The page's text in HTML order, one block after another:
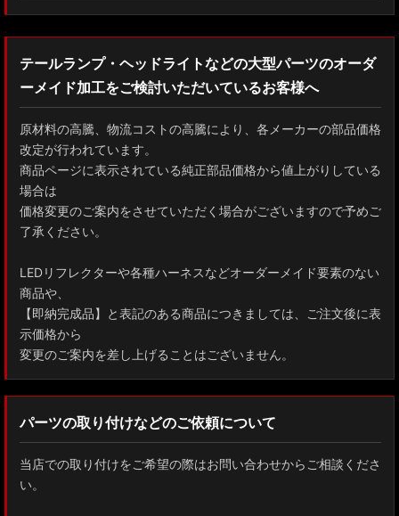
GXPA16 MXPA12 GRヤリス
MXPH10/MXPA10/MXBA10/KSP210 ヤリス
MXPJ10/15 MXPB10/15 ヤリスクロス
ZYX10 NGX50 C-HR
AAHH40W/AAHH45W/TAHA40W ヴェルファイア
AAHH40W/AAHH45W/AGH40W アルファード
AYH30/GGH30/35/AGH30/35 ヴェルファイア
AYH30/GGH30/35/AGH30/35 アルファード
ACR50 エスティマ
ZWR90W/ZWR95W/MZRA90W/MZRA95W ノア/ヴォクシー
ZRR80 ノア/ヴォクシー
テールランプ・ヘッドライトなどの大型パーツのオーダ
ーメイド加工をご検討いただいているお客様へ
原材料の高騰、物流コストの高騰により、各メーカーの部品価格
改定が行われています。
商品ページに表示されている純正部品価格から値上がりしている
場合は
価格変更のご案内をさせていただく場合がございますので予めご
了承ください。
LEDリフレクターや各種ハーネスなどオーダーメイド要素のない
商品や、
【即納完成品】と表記のある商品につきましては、ご注文後に表
示価格から
変更のご案内を差し上げることはございません。
パーツの取り付けなどのご依頼について
当店での取り付けをご希望の際はお問い合わせからご相談くださ
い。